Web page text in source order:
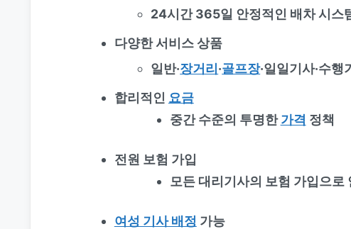
24시간 365일 안정적인 배차 시스
다양한 서비스 상품
일반·장거리 ·골프장·일일기사·수
합리적인 요금
중간 수준의 투명한가격 정책
전원 보험 가입
모든 대리기사의 보험 가입으로
여성 기사 배정 가능